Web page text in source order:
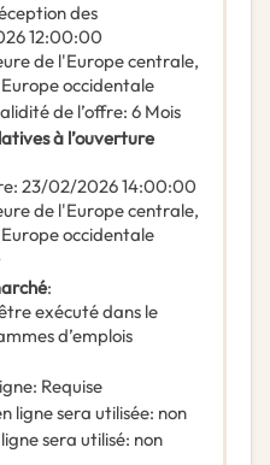
des
12:00:00
de l'Europe centrale,
occidentale
de l’offre: 6 Mois
à l’ouverture
: 23/02/202614:00:00
de l'Europe centrale,
occidentale
:
exécuté dans le
d’emplois
: Requise
ligne sera utilisée: non
sera utilisé: non